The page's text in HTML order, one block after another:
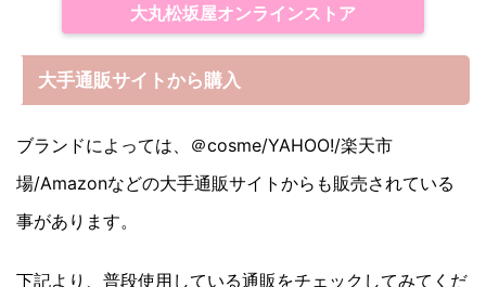
大丸松坂屋オンラインストア
大手通販サイトから購入
ブランドによっては、＠cosme/YAHOO!/楽天市
場/Amazonなどの大手通販サイトからも販売されている
事があります。
下記より、普段使用している通販をチェックしてみてくだ